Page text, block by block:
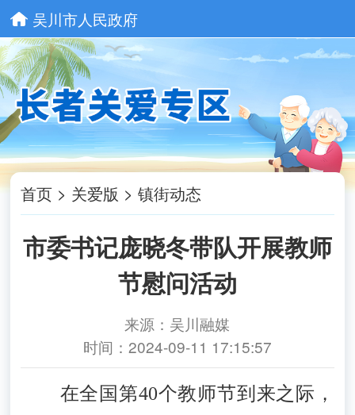
吴川市人民政府
首页 > 关爱版 >镇街动态
市委书记庞晓冬带队开展教师
节慰问活动
来源：吴川融媒
时间：2024-09-11 17:15:57
在全国第40个教师节到来之际，